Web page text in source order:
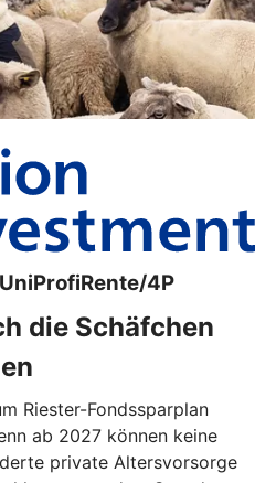
4P
die Schäfchen
Riester-Fondssparplan
ab 2027 können keine
private Altersvorsorge